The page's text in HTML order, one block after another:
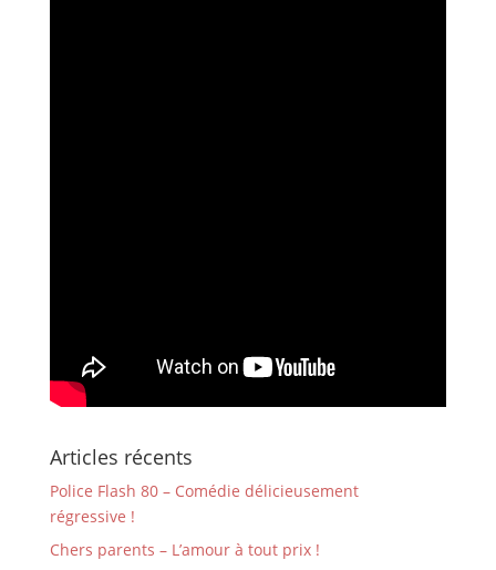
Articles récents
Police Flash 80 – Comédie délicieusement
régressive !
Chers parents – L’amour à tout prix !